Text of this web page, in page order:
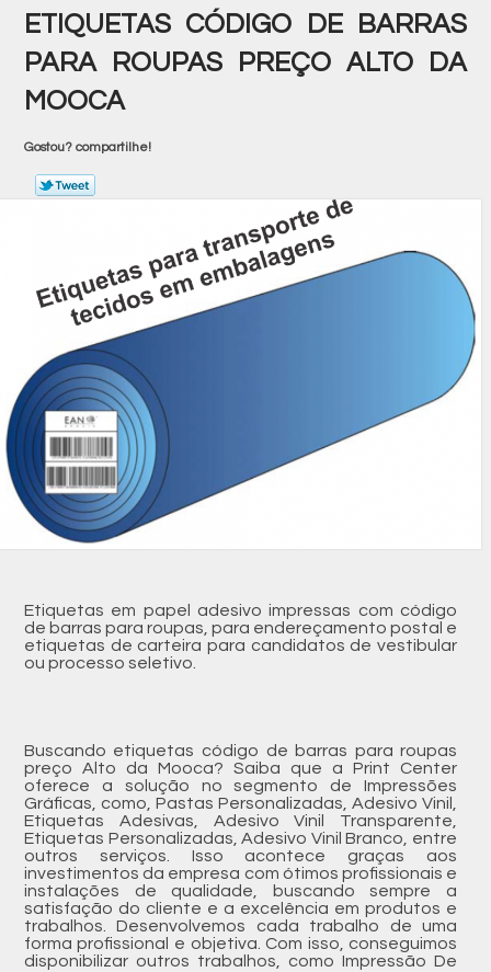
ETIQUETAS CÓDIGO DE BARRAS
PARA ROUPAS PREÇO ALTO DA
MOOCA
Gostou? compartilhe!
Etiquetas em papel adesivo impressas com código
de barras para roupas, para endereçamento postal e
etiquetas de carteira para candidatos de vestibular
ou processo seletivo.
Buscando etiquetas código de barras para roupas
preço Alto da Mooca? Saiba que a Print Center
oferece a solução no segmento de Impressões
Gráficas, como, Pastas Personalizadas, Adesivo Vinil,
Etiquetas Adesivas, Adesivo Vinil Transparente,
Etiquetas Personalizadas, Adesivo Vinil Branco, entre
outros serviços. Isso acontece graças aos
investimentos da empresa com ótimos profissionais e
instalações de qualidade, buscando sempre a
satisfação do cliente e a excelência em produtos e
trabalhos. Desenvolvemos cada trabalho de uma
forma profissional e objetiva. Com isso, conseguimos
disponibilizar outros trabalhos, como Impressão De